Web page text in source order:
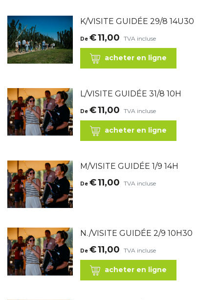
K/VISITE GUIDÉE 29/8 14U30
De €11,00 TVA incluse
acheter en ligne
L/VISITE GUIDÉE 31/8 10H
De €11,00 TVA incluse
acheter en ligne
M/VISITE GUIDÉE 1/9 14H
De €11,00 TVA incluse
N./VISITE GUIDÉE 2/9 10H30
De €11,00 TVA incluse
acheter en ligne